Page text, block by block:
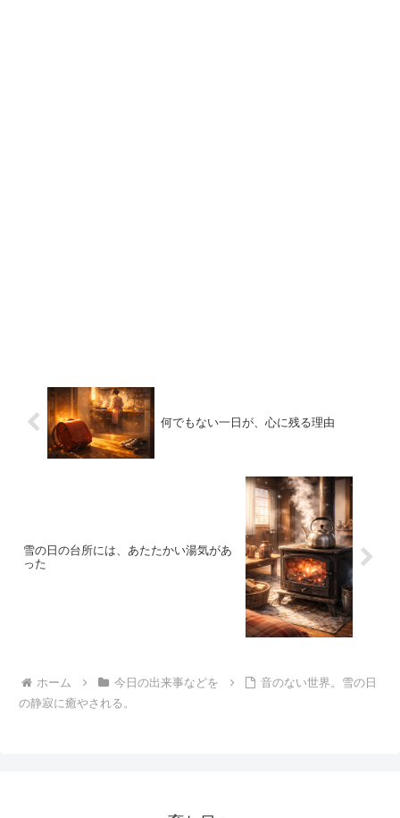
何でもない一日が、心に残る理由
雪の日の台所には、あたたかい湯気があ
った
ホーム 今日の出来事などを
音のない世界。雪の日
の静寂に癒やされる。